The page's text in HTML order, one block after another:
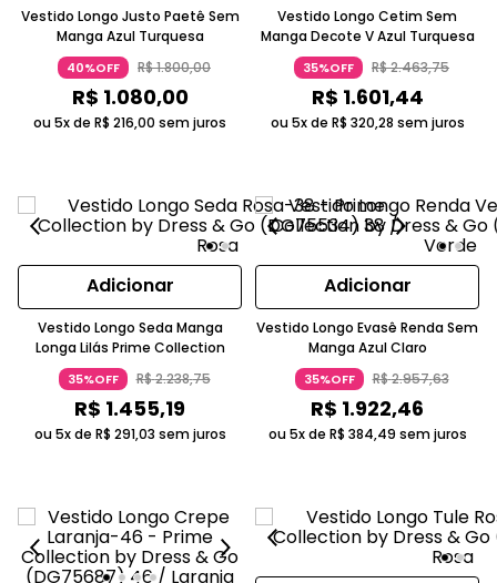
Vestido Longo Justo Paetê Sem
Manga Azul Turquesa
40%OFF R$1.800,00
R$ 1.080,00
ou 5x de R$ 216,00 sem juros
Vestido Longo Cetim Sem
Manga Decote V Azul Turquesa
35%OFF R$2.463,75
R$ 1.601,44
ou 5x de R$ 320,28 sem juros
Adicionar
Vestido Longo Seda Manga
Longa Lilás Prime Collection
35%OFF R$2.238,75
R$ 1.455,19
ou 5x de R$ 291,03 sem juros
Adicionar
Vestido Longo Evasê Renda Sem
Manga Azul Claro
35%OFF R$2.957,63
R$ 1.922,46
ou 5x de R$ 384,49 sem juros